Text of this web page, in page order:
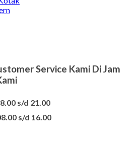
Service Kami Di Jam
s/d 21.00
s/d 16.00